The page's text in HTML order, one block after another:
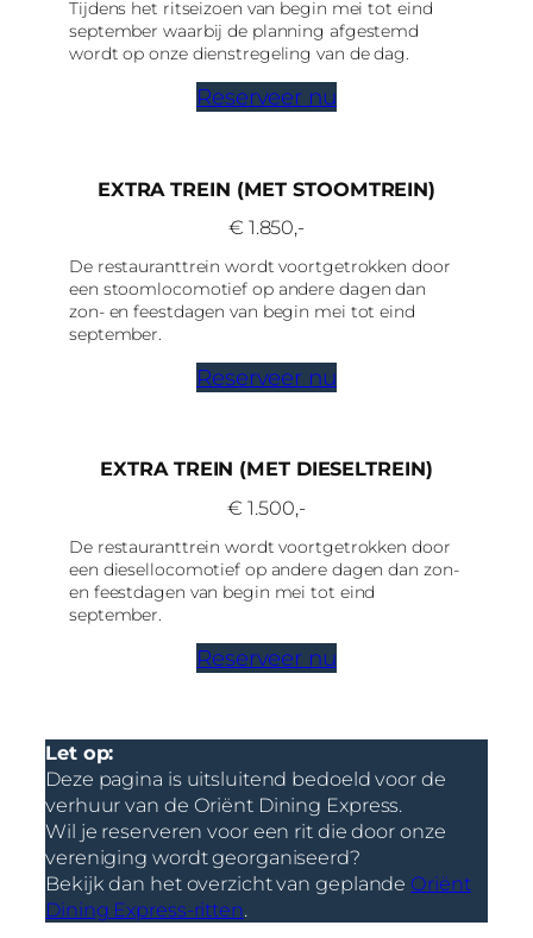
Tijdens het ritseizoen van begin mei tot eind
september waarbij de planning afgestemd
wordt op onze dienstregeling van de dag.
Reserveer nu
EXTRA TREIN (MET STOOMTREIN)
€ 1.850,-
De restauranttrein wordt voortgetrokken door
een stoomlocomotief op andere dagen dan
zon- en feestdagen van begin mei tot eind
september.
Reserveer nu
EXTRA TREIN (MET DIESELTREIN)
€ 1.500,-
De restauranttrein wordt voortgetrokken door
een diesellocomotief op andere dagen dan zon-
en feestdagen van begin mei tot eind
september.
Reserveer nu
Let op:
Deze pagina is uitsluitend bedoeld voor de
verhuur van de Oriënt Dining Express.
Wil je reserveren voor een rit die door onze
vereniging wordt georganiseerd?
Bekijk dan het overzicht van geplande Oriënt
Dining Express-ritten.